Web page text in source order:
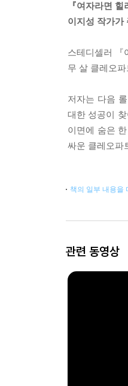
『여자라면
이지성 작가가
스테디셀러 『
무 살 클레오
저자는 다음
대한 성공이
이면에 숨은
싸운 클레오파
책의 일부 내용을
관련 동영상